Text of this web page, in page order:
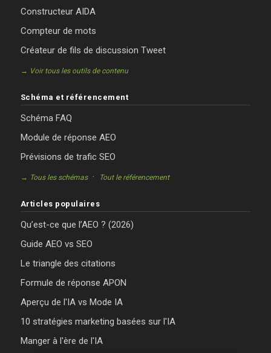
Constructeur AIDA
Compteur de mots
Créateur de fils de discussion Tweet
→ Voir tous les outils de contenu
Schéma et référencement
Schéma FAQ
Module de réponse AEO
Prévisions de trafic SEO
→ Tous les schémas· Tout le référencement
Articles populaires
Qu’est-ce que l’AEO ? (2026)
Guide AEO vs SEO
Le triangle des citations
Formule de réponse APON
Aperçu de l'IA vs Mode IA
10 stratégies marketing basées sur l'IA
Manger à l'ère de l'IA